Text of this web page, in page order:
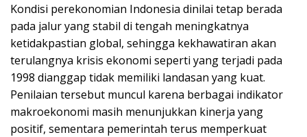
Kondisi perekonomian Indonesia dinilai tetap berada
pada jalur yang stabil di tengah meningkatnya
ketidakpastian global, sehingga kekhawatiran akan
terulangnya krisis ekonomi seperti yang terjadi pada
1998 dianggap tidak memiliki landasan yang kuat.
Penilaian tersebut muncul karena berbagai indikator
makroekonomi masih menunjukkan kinerja yang
positif, sementara pemerintah terus memperkuat